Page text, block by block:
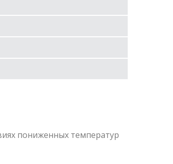
пониженных температур